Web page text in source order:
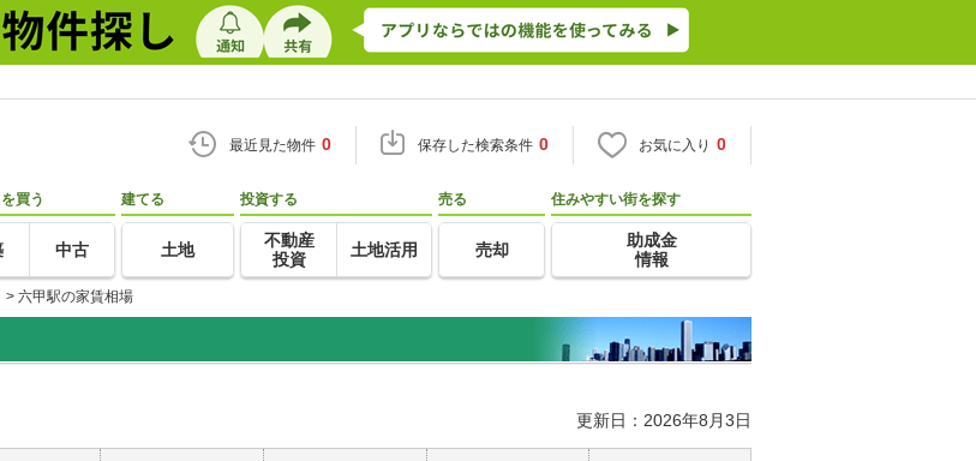
最近見た物件 0 保存した検索条件 0 お気に入り 0
買う
中古
建てる
土地
投資する
不動産
投資
土地活用
売る
売却
住みやすい街を探す
助成金
情報
> 六甲駅の家賃相場
更新日：2026年8月3日